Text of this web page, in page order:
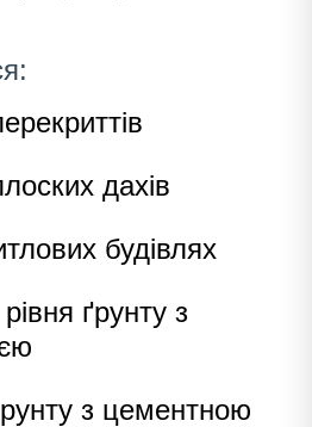
дахів
будівлях
ґрунту з
з цементною